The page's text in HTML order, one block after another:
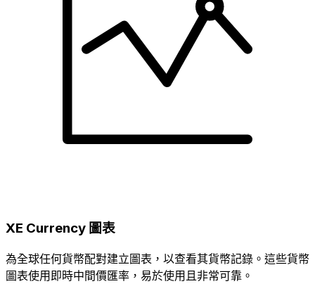
XE Currency 圖表
為全球任何貨幣配對建立圖表，以查看其貨幣記錄。這些貨幣
圖表使用即時中間價匯率，易於使用且非常可靠。